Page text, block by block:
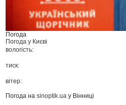
Погода
Погода у Києві
вологість:
тиск:
вітер:
Погода наsinoptik.ua у Вінниці